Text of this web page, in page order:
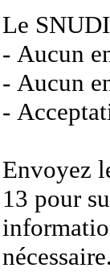
Le
- Aucun
- Aucun
-
Envoyez
13 pour
nécessaire.